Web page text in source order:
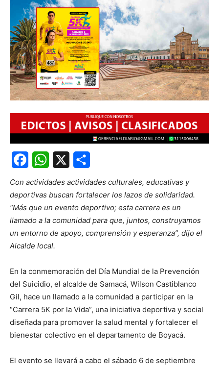
FacebookWhatsApp Share
Con actividades actividades culturales, educativas y
deportivas buscan fortalecer los lazos de solidaridad.
“Más que un evento deportivo; esta carrera es un
llamado a la comunidad para que, juntos, construyamos
un entorno de apoyo, comprensión y esperanza”, dijo el
Alcalde local.
En la conmemoración del Día Mundial de la Prevención
del Suicidio, el alcalde de Samacá, Wilson Castiblanco
Gil, hace un llamado a la comunidad a participar en la
“Carrera 5K por la Vida”, una iniciativa deportiva y social
diseñada para promover la salud mental y fortalecer el
bienestar colectivo en el departamento de Boyacá.
El evento se llevará a cabo el sábado 6 de septiembre